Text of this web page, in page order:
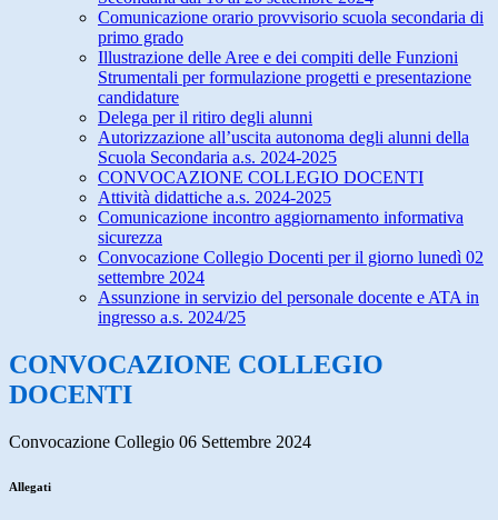
Comunicazione orario provvisorio scuola secondaria di
primo grado
Illustrazione delle Aree e dei compiti delle Funzioni
Strumentali per formulazione progetti e presentazione
candidature
Delega per il ritiro degli alunni
Autorizzazione all’uscita autonoma degli alunni della
Scuola Secondaria a.s. 2024-2025
CONVOCAZIONE COLLEGIO DOCENTI
Attività didattiche a.s. 2024-2025
Comunicazione incontro aggiornamento informativa
sicurezza
Convocazione Collegio Docenti per il giorno lunedì 02
settembre 2024
Assunzione in servizio del personale docente e ATA in
ingresso a.s. 2024/25
CONVOCAZIONE COLLEGIO
DOCENTI
Convocazione Collegio 06 Settembre 2024
Allegati